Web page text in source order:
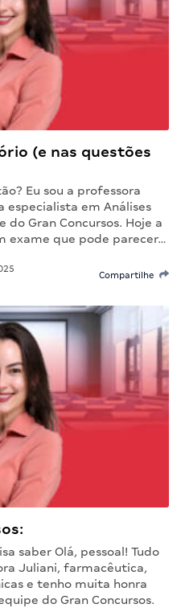
(e nas questões
Eu sou a professora
especialista em Análises
Gran Concursos. Hoje a
exame que pode parecer…
Compartilhe
saber Olá, pessoal! Tudo
Juliani, farmacêutica,
e tenho muita honra
do Gran Concursos.